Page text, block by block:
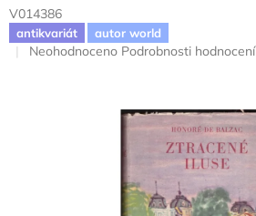
V014386
antikvariát autor world
Průměrné
Neohodnoceno Podrobnosti hodnocení